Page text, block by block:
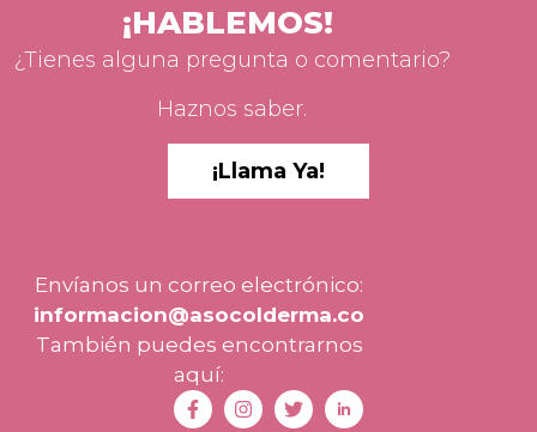
¡HABLEMOS!
¿Tienes alguna pregunta o comentario?
Haznos saber.
¡Llama Ya!
Envíanos un correo electrónico:
informacion@asocolderma.co
También puedes encontrarnos
aquí: